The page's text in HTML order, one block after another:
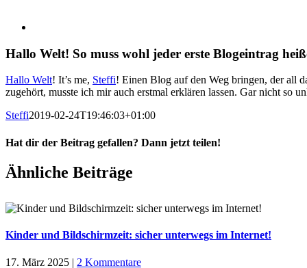
Hallo Welt! So muss wohl jeder erste Blogeintrag
Hallo Welt! It’s me, Steffi! Einen Blog auf den Weg bringen, der all
zugehört, musste ich mir auch erstmal erklären lassen. Gar nicht so
Steffi2019-02-24T19:46:03+01:00
Hat dir der Beitrag gefallen? Dann jetzt teilen!
Facebook
X
Pinterest
E-
Mail
Ähnliche Beiträge
Kinder und Bildschirmzeit: sicher unterwegs im Internet!
17. März 2025 | 2 Kommentare